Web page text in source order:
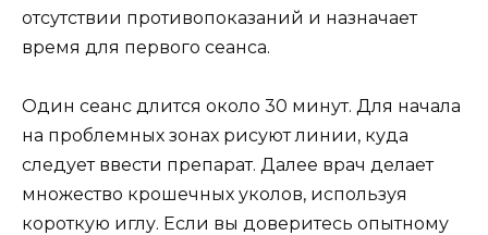
отсутствии противопоказаний и назначает
время для первого сеанса.
Один сеанс длится около 30 минут. Для начала
на проблемных зонах рисуют линии, куда
следует ввести препарат. Далее врач делает
множество крошечных уколов, используя
короткую иглу. Если вы доверитесь опытному